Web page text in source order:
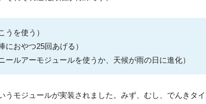
うを使う）
おやつ25回あげる）
ルアーモジュールを使うか、天候が雨の日に進化）
うモジュールが実装されました。みず、むし、でんきタイ